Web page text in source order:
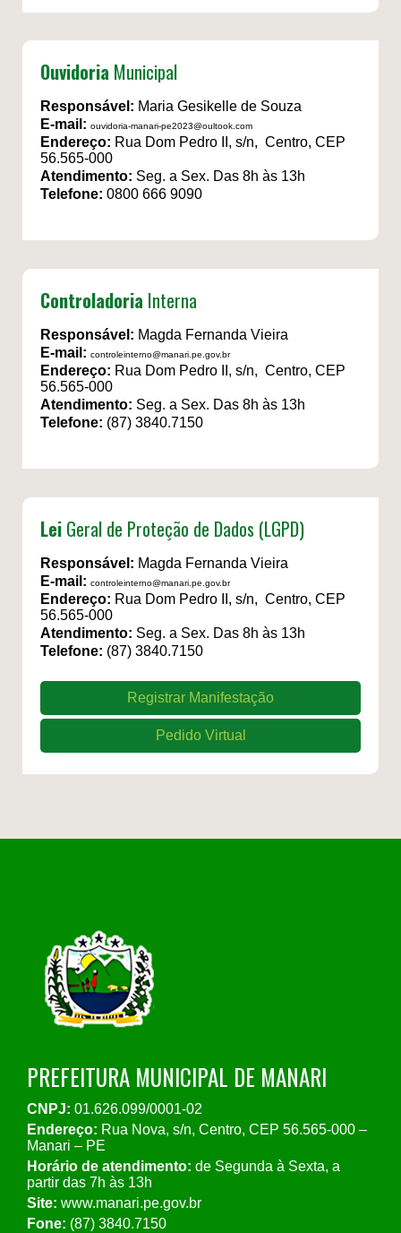
Ouvidoria Municipal
Responsável: Maria Gesikelle de Souza
E-mail: ouvidoria-manari-pe2023@oultook.com
Endereço: Rua Dom Pedro II, s/n, Centro, CEP
56.565-000
Atendimento: Seg. a Sex. Das 8h às 13h
Telefone: 0800 666 9090
Controladoria Interna
Responsável: Magda Fernanda Vieira
E-mail: controleinterno@manari.pe.gov.br
Endereço: Rua Dom Pedro II, s/n, Centro, CEP
56.565-000
Atendimento: Seg. a Sex. Das 8h às 13h
Telefone: (87) 3840.7150
Lei Geral de Proteção de Dados (LGPD)
Responsável: Magda Fernanda Vieira
E-mail: controleinterno@manari.pe.gov.br
Endereço: Rua Dom Pedro II, s/n, Centro, CEP
56.565-000
Atendimento: Seg. a Sex. Das 8h às 13h
Telefone: (87) 3840.7150
Registrar Manifestação
Pedido Virtual
PREFEITURA MUNICIPAL DE MANARI
CNPJ: 01.626.099/0001-02
Endereço: Rua Nova, s/n, Centro, CEP 56.565-000 –
Manari – PE
Horário de atendimento: de Segunda à Sexta, a
partir das 7h às 13h
Site: www.manari.pe.gov.br
Fone: (87) 3840.7150